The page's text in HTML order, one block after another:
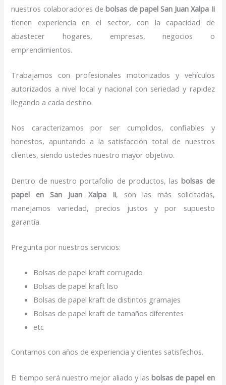
nuestros colaboradores de bolsas de papel San Juan Xalpa Ii
tienen experiencia en el sector, con la capacidad de
abastecer hogares, empresas, negocios o
emprendimientos.
Trabajamos con profesionales motorizados y vehículos
autorizados a nivel local y nacional con seriedad y rapidez
llegando a cada destino.
Nos caracterizamos por ser cumplidos, confiables y
honestos, apuntando a la satisfacción total de nuestros
clientes, siendo ustedes nuestro mayor objetivo.
Dentro de nuestro portafolio de productos, lasbolsas de
papel en San Juan Xalpa Ii, son las más solicitadas,
manejamos variedad, precios justos y por supuesto
garantía.
Pregunta por nuestros servicios:
Bolsas de papel kraft corrugado
Bolsas de papel kraft liso
Bolsas de papel kraft de distintos gramajes
Bolsas de papel kraft de tamaños diferentes
etc
Contamos con años de experiencia y clientes satisfechos.
El tiempo será nuestro mejor aliado y lasbolsas de papel en